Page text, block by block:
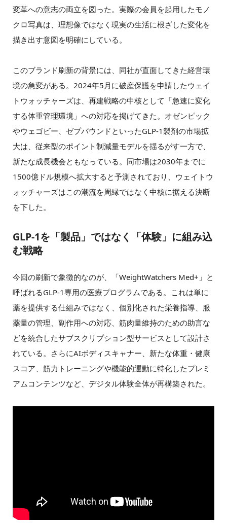
変革への意志の両立を図った。実際の会員を起用したモノ
クロ写真は、理想像ではなく現実の生活に根ざした変化を
描き出す意図を明確にしている。
このブランド刷新の背景には、同社が直面してきた経営環
境の急変がある。2024年5月に破産保護を申請したウェイ
トウォッチャーズは、再建戦略の中核として「急速に変化
する体重管理環境」への対応を掲げてきた。オゼンピック
やウェゴビー、ゼプバウンドといったGLP-1製剤の市場拡
大は、従来型のポイント制減量モデルを揺るがす一方で、
新たな成長機会ともなっている。同市場は2030年までに
1500億ドル規模へ拡大すると予測されており、ウェイトウ
ォッチャーズはこの潮流を周縁ではなく中核に据える決断
を下した。
GLP-1を「製品」ではなく「体験」に組み込
む戦略
今回の刷新で象徴的なのが、「WeightWatchers Med+」と
呼ばれるGLP-1専用の医療プログラムである。これは単に
薬を提供する仕組みではなく、個別化された栄養指導、服
薬量の管理、副作用への対応、筋肉量維持のための助言な
どを統合したサブスクリプション型サービスとして設計さ
れている。さらにAIボディスキャナー、新たな体重・健康
スコア、筋力トレーニングや機能的運動に特化したプレミ
アムコンテンツなど、デジタル体験全体が再構築された。